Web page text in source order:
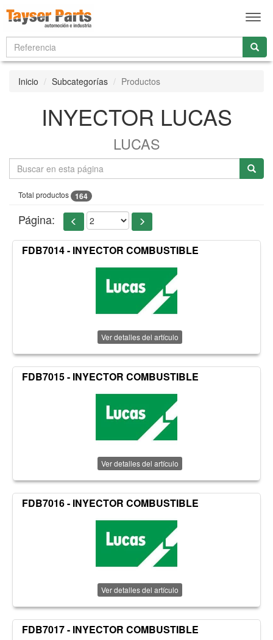
Inicio Subcategorías Productos
INYECTOR LUCAS
LUCAS
Total productos 164
Página:
FDB7014 - INYECTOR COMBUSTIBLE
Ver detalles del artículo
FDB7015 - INYECTOR COMBUSTIBLE
Ver detalles del artículo
FDB7016 - INYECTOR COMBUSTIBLE
Ver detalles del artículo
FDB7017 - INYECTOR COMBUSTIBLE